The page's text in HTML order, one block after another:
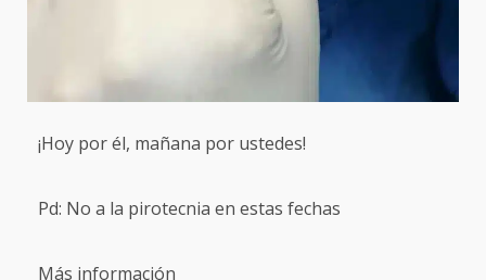
¡Hoy por él, mañana por ustedes!
Pd: No a la pirotecnia en estas fechas
Más información